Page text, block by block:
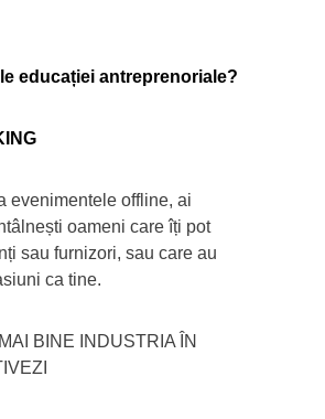
educației antreprenoriale?
evenimentele offline, ai
oameni care îți pot
sau furnizori, sau care au
ca tine.
BINE INDUSTRIA ÎN